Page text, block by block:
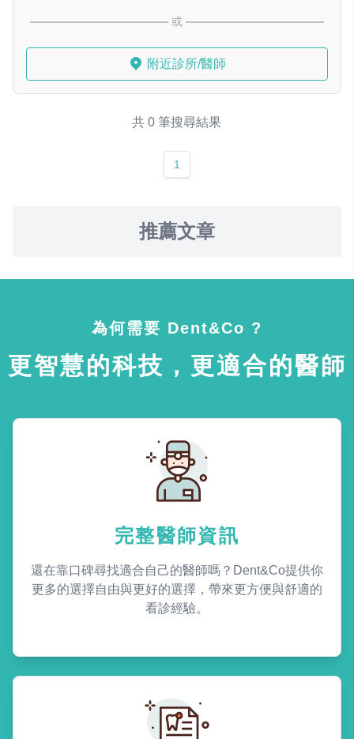
或
附近診所/醫師
共 0 筆搜尋結果
1
推薦文章
為何需要 Dent&Co ?
更智慧的科技，更適合的醫師
完整醫師資訊
還在靠口碑尋找適合自己的醫師嗎？Dent&Co提供你
更多的選擇自由與更好的選擇，帶來更方便與舒適的
看診經驗。